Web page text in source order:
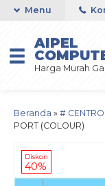
/ Marketplace
Menu
AIPEL
Harga Murah
Beranda » #
PORT (COLOUR)
Diskon
40%